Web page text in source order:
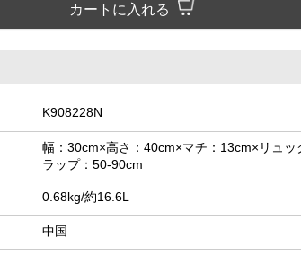
カートに入れる
K908228N
幅：30cm×高さ：40cm×マチ：13cm×リュッ
ラップ：50-90cm
0.68kg/約16.6L
中国